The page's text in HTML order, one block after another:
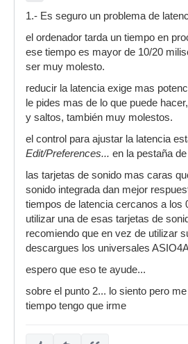
1.- Es seguro un problema de
el ordenador tarda un tiempo en
ese tiempo es mayor de 10/20
ser muy molesto.
reducir la latencia exige mas
le pides mas de lo que puede
y saltos, también muy molestos.
el control para ajustar la latencia
Edit/Preferences... en la pestaña
las tarjetas de sonido mas caras
sonido integrada dan mejor
tiempos de latencia cercanos a los
utilizar una de esas tarjetas de
recomiendo que en vez de utilizar
descargues los universales
espero que eso te ayude...
sobre el punto 2... lo siento pero
tiempo tengo que irme